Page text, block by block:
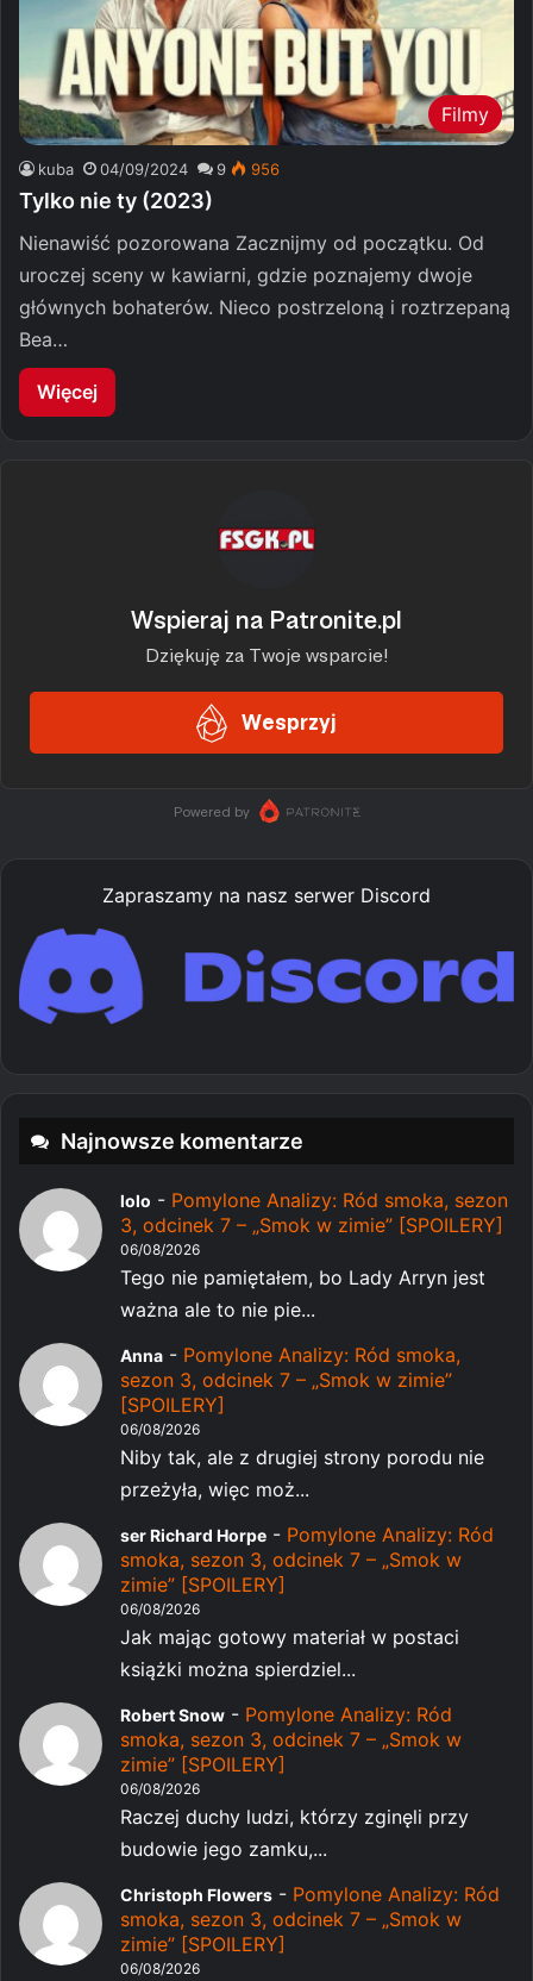
Filmy
kuba 04/09/2024 9 956
Tylko nie ty (2023)
Nienawiść pozorowana Zacznijmy od początku. Od
uroczej sceny w kawiarni, gdzie poznajemy dwoje
głównych bohaterów. Nieco postrzeloną i roztrzepaną
Bea…
Więcej
Zapraszamy na nasz serwer Discord
Najnowsze komentarze
lolo - Pomylone Analizy: Ród smoka, sezon
3, odcinek 7 – „Smok w zimie” [SPOILERY]
06/08/2026
Tego nie pamiętałem, bo Lady Arryn jest
ważna ale to nie pie...
Anna - Pomylone Analizy: Ród smoka,
sezon 3, odcinek 7 – „Smok w zimie”
[SPOILERY]
06/08/2026
Niby tak, ale z drugiej strony porodu nie
przeżyła, więc moż...
ser Richard Horpe - Pomylone Analizy: Ród
smoka, sezon 3, odcinek 7 – „Smok w
zimie” [SPOILERY]
06/08/2026
Jak mając gotowy materiał w postaci
książki można spierdziel...
Robert Snow - Pomylone Analizy: Ród
smoka, sezon 3, odcinek 7 – „Smok w
zimie” [SPOILERY]
06/08/2026
Raczej duchy ludzi, którzy zginęli przy
budowie jego zamku,...
Christoph Flowers - Pomylone Analizy: Ród
smoka, sezon 3, odcinek 7 – „Smok w
zimie” [SPOILERY]
06/08/2026